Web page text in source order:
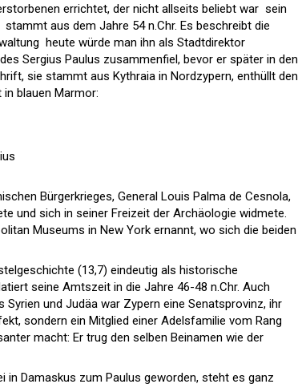
errichtet, der nicht allseits beliebt war  sein
aus dem Jahre 54 n.Chr. Es beschreibt die
 heute würde man ihn als Stadtdirektor
Sergius Paulus zusammenfiel, bevor er später in den
sie stammt aus Kythraia in Nordzypern, enthüllt den
blauen Marmor:
Bürgerkrieges, General Louis Palma de Cesnola,
und sich in seiner Freizeit der Archäologie widmete.
Museums in New York ernannt, wo sich die beiden
(13,7) eindeutig als historische
seine Amtszeit in die Jahre 46-48 n.Chr. Auch
und Judäa war Zypern eine Senatsprovinz, ihr
sondern ein Mitglied einer Adelsfamilie vom Rang
macht: Er trug den selben Beinamen wie der
in Damaskus zum Paulus geworden, steht es ganz